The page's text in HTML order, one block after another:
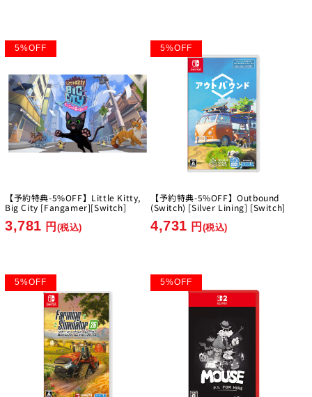
5%OFF
【予約特典-5%OFF】Little Kitty,
Big City [Fangamer][Switch]
3,781 円 (税込)
5%OFF
【予約特典-5%OFF】Outbound
(Switch) [Silver Lining] [Switch]
4,731 円 (税込)
5%OFF 5%OFF